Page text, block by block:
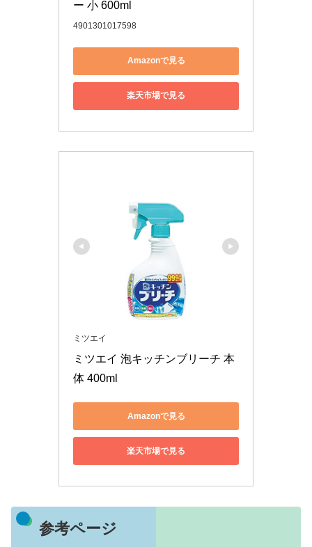
ー 小 600ml
4901301017598
Amazonで見る
楽天市場で見る
ミツエイ
ミツエイ 泡キッチンブリーチ 本
体 400ml
Amazonで見る
楽天市場で見る
参考ページ